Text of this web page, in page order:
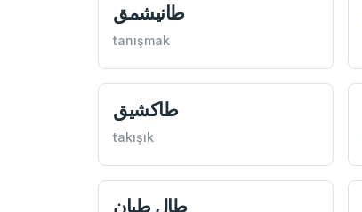
طانيشمق
tanışmak
طاكشيق
takışık
طال طبان